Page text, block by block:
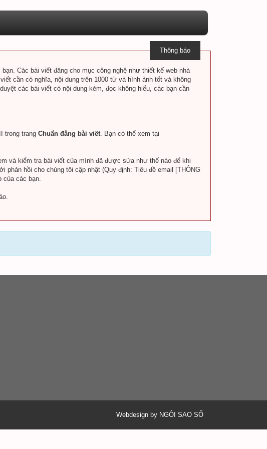
Thông báo
Các bài viết đăng cho mục công nghệ như thiết kế web nhà
cần có nghĩa, nội dung trên 1000 từ và hình ảnh tốt và không
các bài viết có nội dung kém, đọc không hiểu, các bạn cần
trong trang Chuẩn đăng bài viết. Bạn có thể xem tại
và kiểm tra bài viết của mình đã được sửa như thế nào để khi
phản hồi cho chúng tôi cập nhật (Quy định: Tiêu đề email [THÔNG
của các bạn.
Webdesign by NGÔI SAO SỐ